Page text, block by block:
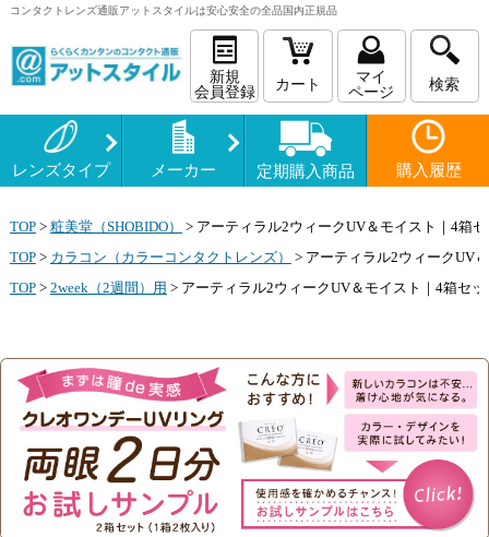
コンタクトレンズ通販アットスタイルは安心安全の全品国内正規品
新規
会員登録
カート
マイ
ページ
検索
レンズタイプ メーカー 定期購入商品 購入履歴
TOP> 粧美堂（SHOBIDO） > アーティラル2ウィークUV＆モイスト｜4箱
TOP> カラコン（カラーコンタクトレンズ） > アーティラル2ウィークUV
TOP> 2week（2週間）用 > アーティラル2ウィークUV＆モイスト｜4箱セッ